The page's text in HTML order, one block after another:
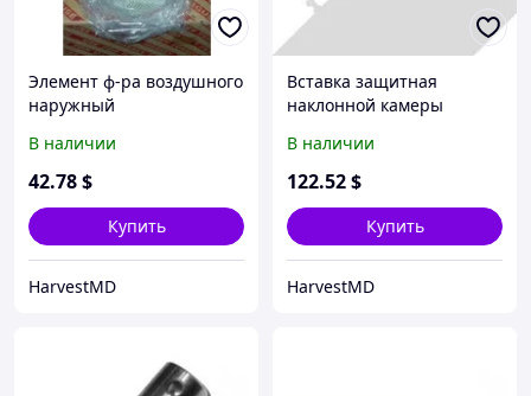
Элемент ф-ра воздушного
наружный
182303), Claas Tuc420-460,
M350/360, Med310
В наличии
42.78$
Купить
HarvestMD
Вставка защитная
наклонной камеры
Med310-340
В наличии
122.52$
Купить
HarvestMD